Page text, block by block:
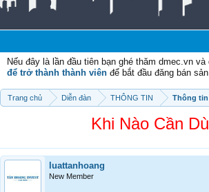
Nếu đây là lần đầu tiên bạn ghé thăm dmec.vn
để trở thành thành viên để bắt đầu đăng bán
Trang chủ Diễn đàn THÔNG TIN Thông
Khi Nào Cần
luattanhoang
New Member